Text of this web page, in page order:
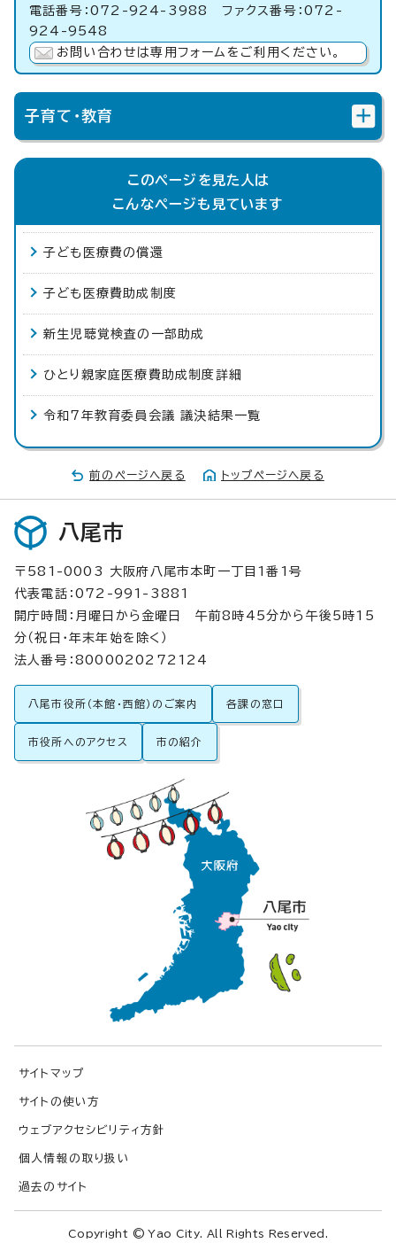
電話番号：072-924-3988 ファクス番号：072-
924-9548
お問い合わせは専用フォームをご利用ください。
子育て・教育
このページを見た人は
こんなページも見ています
子ども医療費の償還
子ども医療費助成制度
新生児聴覚検査の一部助成
ひとり親家庭医療費助成制度詳細
令和7年教育委員会議 議決結果一覧
前のページへ戻る トップページへ戻る
八尾市
〒581-0003 大阪府八尾市本町一丁目1番1号
代表電話：072-991-3881
開庁時間：月曜日から金曜日 午前8時45分から午後5時15
分（祝日・年末年始を除く）
法人番号：8000020272124
八尾市役所（本館・西館）のご案内 各課の窓口
市役所へのアクセス 市の紹介
サイトマップ
サイトの使い方
ウェブアクセシビリティ方針
個人情報の取り扱い
過去のサイト
Copyright © Yao City. All Rights Reserved.